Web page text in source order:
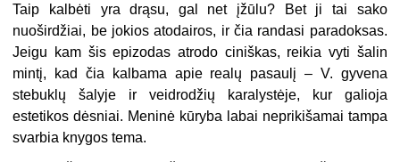
Taip kalbėti yra drąsu, gal net įžūlu? Bet ji tai sako
nuoširdžiai, be jokios atodairos, ir čia randasi paradoksas.
Jeigu kam šis epizodas atrodo ciniškas, reikia vyti šalin
mintį, kad čia kalbama apie realų pasaulį – V. gyvena
stebuklų šalyje ir veidrodžių karalystėje, kur galioja
estetikos dėsniai. Meninė kūryba labai neprikišamai tampa
svarbia knygos tema.